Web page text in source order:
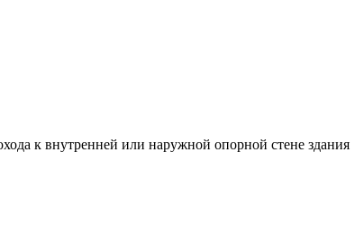
к внутренней или наружной опорной стене здания